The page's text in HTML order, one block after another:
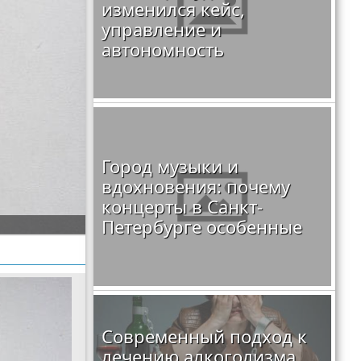
изменился кейс,
управление и
автономность
Город музыки и
вдохновения: почему
концерты в Санкт-
Петербурге особенные
Современный подход к